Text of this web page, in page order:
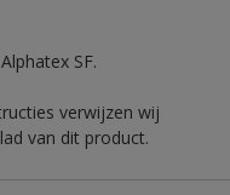
SF.
verwijzen wij
van dit product.